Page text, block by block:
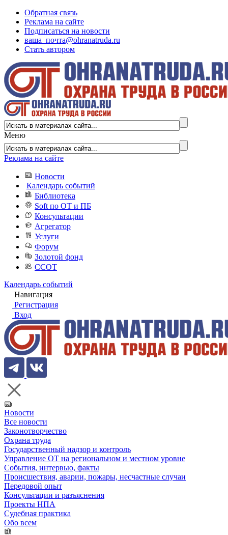
Обратная связь
Реклама на сайте
Подписаться на новости
ваша_почта@ohranatruda.ru
Стать автором
Меню
Реклама на сайте
Новости
Календарь событий
Библиотека
Soft по ОТ и ПБ
Консультации
Агрегатор
Услуги
Форум
Золотой фонд
ССОТ
Календарь событий
Навигация
Регистрация
Вход
Новости
Все новости
Законотворчество
Охрана труда
Государственный надзор и контроль
Управление ОТ на региональном и местном уровне
События, интервью, факты
Происшествия, аварии, пожары, несчастные случаи
Передовой опыт
Консультации и разъяснения
Проекты НПА
Судебная практика
Обо всем